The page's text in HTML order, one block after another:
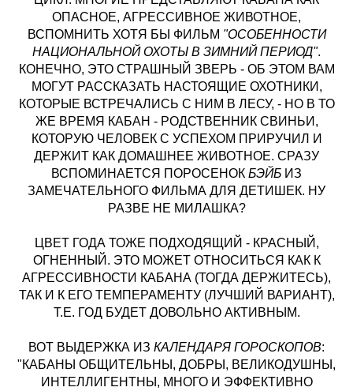
ОПАСНОЕ, АГРЕССИВНОЕ ЖИВОТНОЕ,
ВСПОМНИТЬ ХОТЯ БЫ ФИЛЬМ "ОСОБЕННОСТИ
НАЦИОНАЛЬНОЙ ОХОТЫ В ЗИМНИЙ ПЕРИОД".
КОНЕЧНО, ЭТО СТРАШНЫЙ ЗВЕРЬ - ОБ ЭТОМ ВАМ
МОГУТ РАССКАЗАТЬ НАСТОЯЩИЕ ОХОТНИКИ,
КОТОРЫЕ ВСТРЕЧАЛИСЬ С НИМ В ЛЕСУ, - НО В ТО
ЖЕ ВРЕМЯ КАБАН - РОДСТВЕННИК СВИНЬИ,
КОТОРУЮ ЧЕЛОВЕК С УСПЕХОМ ПРИРУЧИЛ И
ДЕРЖИТ КАК ДОМАШНЕЕ ЖИВОТНОЕ. СРАЗУ
ВСПОМИНАЕТСЯ ПОРОСЕНОК БЭЙБ ИЗ
ЗАМЕЧАТЕЛЬНОГО ФИЛЬМА ДЛЯ ДЕТИШЕК. НУ
РАЗВЕ НЕ МИЛАШКА?
ЦВЕТ ГОДА ТОЖЕ ПОДХОДЯЩИЙ - КРАСНЫЙ,
ОГНЕННЫЙ. ЭТО МОЖЕТ ОТНОСИТЬСЯ КАК К
АГРЕССИВНОСТИ КАБАНА (ТОГДА ДЕРЖИТЕСЬ),
ТАК И К ЕГО ТЕМПЕРАМЕНТУ (ЛУЧШИЙ ВАРИАНТ),
Т.Е. ГОД БУДЕТ ДОВОЛЬНО АКТИВНЫМ.
ВОТ ВЫДЕРЖКА ИЗ КАЛЕНДАРЯ ГОРОСКОПОВ:
"КАБАНЫ ОБЩИТЕЛЬНЫ, ДОБРЫ, ВЕЛИКОДУШНЫ,
ИНТЕЛЛИГЕНТНЫ, МНОГО И ЭФФЕКТИВНО